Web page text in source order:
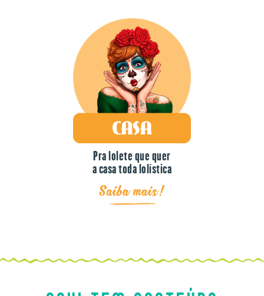
Pra lolete que quer
a casa toda lolística
Saiba mais!